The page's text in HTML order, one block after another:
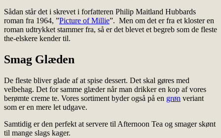
Sådan står det i skrevet i forfatteren Philip Maitland Hubbards
roman fra 1964, ”Picture of Millie”. Men om det er fra et kloster en
roman udtrykket stammer fra, så er det blevet et begreb som de fleste
the-elskere kender til.
Smag Glæden
De fleste bliver glade af at spise dessert. Det skal gøres med
velbehag. Det for samme glæder når man drikker en kop af vores
berømte creme te. Vores sortiment byder også på en grøn veriant
som er en mere let udgave.
Samtidig er den perfekt at servere til Afternoon Tea og smager skønt
til mange slags kager.